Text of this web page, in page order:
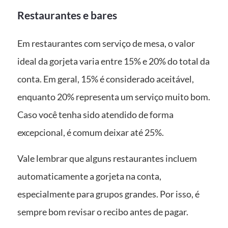
Restaurantes e bares
Em restaurantes com serviço de mesa, o valor
ideal da gorjeta varia entre 15% e 20% do total da
conta. Em geral, 15% é considerado aceitável,
enquanto 20% representa um serviço muito bom.
Caso você tenha sido atendido de forma
excepcional, é comum deixar até 25%.
Vale lembrar que alguns restaurantes incluem
automaticamente a gorjeta na conta,
especialmente para grupos grandes. Por isso, é
sempre bom revisar o recibo antes de pagar.